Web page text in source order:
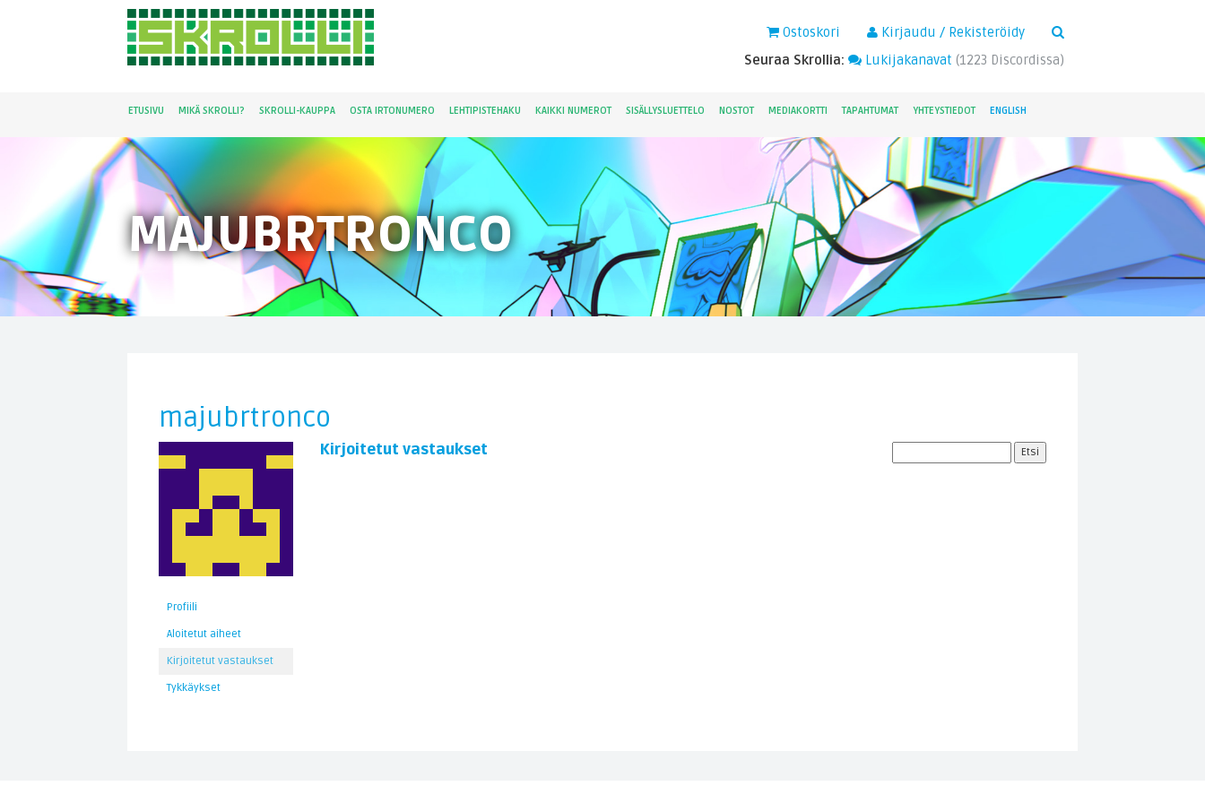
Kirjaudu / Rekisteröidy
Ostoskori
Seuraa Skrollia:
Lukijakanavat (1223 Discordissa)
ETUSIVU MIKÄ SKROLLI? SKROLLI-KAUPPA OSTA IRTONUMERO LEHTIPISTEHAKU KAIKKI NUMEROT SISÄLLYSLUETTELO NOSTOT MEDIAKORTTI TAPAHTUMAT YHTEYSTIEDOT ENGLISH
MAJUBRTRONCO
majubrtronco
Profiili
Aloitetut aiheet
Kirjoitetut vastaukset
Tykkäykset
Kirjoitetut vastaukset